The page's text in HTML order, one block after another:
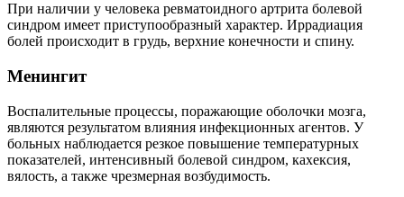
При наличии у человека ревматоидного артрита болевой
синдром имеет приступообразный характер. Иррадиация
болей происходит в грудь, верхние конечности и спину.
Менингит
Воспалительные процессы, поражающие оболочки мозга,
являются результатом влияния инфекционных агентов. У
больных наблюдается резкое повышение температурных
показателей, интенсивный болевой синдром, кахексия,
вялость, а также чрезмерная возбудимость.